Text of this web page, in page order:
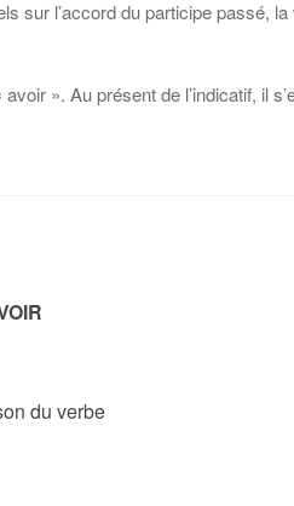
sur l’accord du participe passé,
». Au présent de l’indicatif, il
du verbe